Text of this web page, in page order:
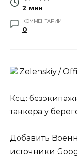
2 мин
КОММЕНТАРИИ
0
Zеlеnskiу /
Коц:
танкера у
Добавить
источники